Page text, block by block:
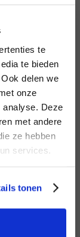
te
te bieden
delen we
onze
analyse. Deze
met andere
ze hebben
services.
tonen